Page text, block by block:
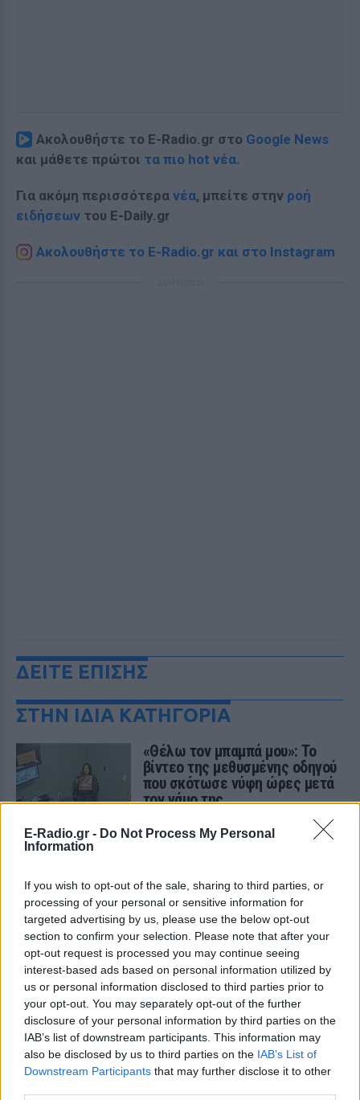
E-Radio.gr - Do Not Process My Personal
Information
If you wish to opt-out of the sale, sharing to third parties, or
processing of your personal or sensitive information for
targeted advertising by us, please use the below opt-out
section to confirm your selection. Please note that after your
opt-out request is processed you may continue seeing
interest-based ads based on personal information utilized by
us or personal information disclosed to third parties prior to
your opt-out. You may separately opt-out of the further
disclosure of your personal information by third parties on the
IAB’s list of downstream participants. This information may
also be disclosed by us to third parties on the IAB’s List of
Downstream Participants that may further disclose it to other
Ακολουθήστε το E-Radio.gr στο Google News
και μάθετε πρώτοι τα πιο hot νέα.
Για ακόμη περισσότερα νέα, μπείτε στην ροή
ειδήσεων του E-Daily.gr
Ακολουθήστε το E-Radio.gr και στο Instagram
ΔΕΙΤΕ ΕΠΙΣΗΣ
ΣΤΗΝ ΙΔΙΑ ΚΑΤΗΓΟΡΙΑ
«Θέλω τον μπαμπά μου»: Το
βίντεο της μεθυσμένης οδηγού
που σκότωσε νύφη ώρες μετά
τον γάμο της
Η Jamie Lee Komoroski, με αλκοόλ
αστυνομικό τμήμα αποκαλύπτει τη
συμπεριφορά της λίγο μετά τη μοιραία
σύγκρουση
Τροχαίο στις Σέρρες: «Έχασα τη
γυναίκα και το παιδί μου, τα
έχασα όλα» ‑ Ο πόνος του
πατέρα
ΧΤΕΣ
Μητέρα 43 ετών και ο 21χρονος γιος της
σκοτώθηκαν σε μετωπική σύγκρουση με
φορτηγό στην επαρχιακή οδό Αμφίπολης
– Δράμας, κοντά στην Παλαιοκώμη.